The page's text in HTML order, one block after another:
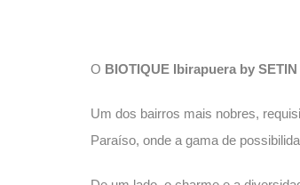
O BIOTIQUE Ibirapuera by SETIN
Um dos bairros mais nobres,
Paraíso, onde a gama de